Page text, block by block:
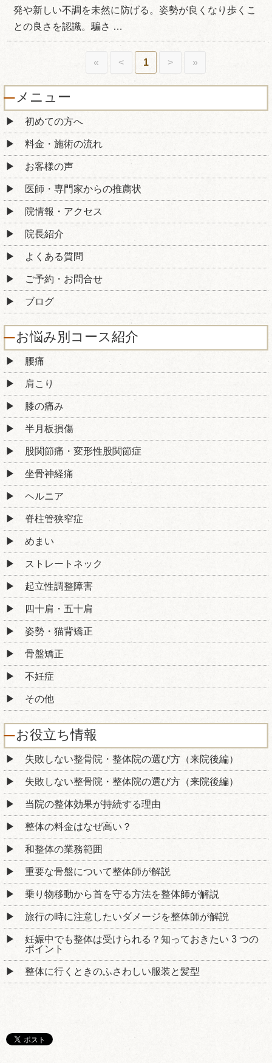
発や新しい不調を未然に防げる。姿勢が良くなり歩くこ
との良さを認識。騙さ …
« < 1 > »
メニュー
初めての方へ
料金・施術の流れ
お客様の声
医師・専門家からの推薦状
院情報・アクセス
院長紹介
よくある質問
ご予約・お問合せ
ブログ
お悩み別コース紹介
腰痛
肩こり
膝の痛み
半月板損傷
股関節痛・変形性股関節症
坐骨神経痛
ヘルニア
脊柱管狭窄症
めまい
ストレートネック
起立性調整障害
四十肩・五十肩
姿勢・猫背矯正
骨盤矯正
不妊症
その他
お役立ち情報
失敗しない整骨院・整体院の選び方（来院後編）
失敗しない整骨院・整体院の選び方（来院後編）
当院の整体効果が持続する理由
整体の料金はなぜ高い？
和整体の業務範囲
重要な骨盤について整体師が解説
乗り物移動から首を守る方法を整体師が解説
旅行の時に注意したいダメージを整体師が解説
妊娠中でも整体は受けられる？知っておきたい 3 つの
ポイント
整体に行くときのふさわしい服装と髪型